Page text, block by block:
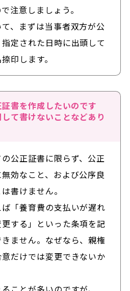
注意しましょう。
、まずは当事者双方が公
定された日時に出頭して
印します。
書を作成したいのです
て書けないことなどあり
公正証書に限らず、公正
効なこと、および公序良
書けません。
「養育費の支払いが遅れ
する」といった条項を記
ません。なぜなら、親権
だけでは変更できないか